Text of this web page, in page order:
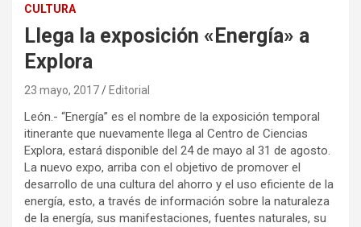
CULTURA
Llega la exposición «Energía» a
Explora
23 mayo, 2017 Editorial
León.- “Energía” es el nombre de la exposición temporal
itinerante que nuevamente llega al Centro de Ciencias
Explora, estará disponible del 24 de mayo al 31 de agosto.
La nuevo expo, arriba con el objetivo de promover el
desarrollo de una cultura del ahorro y el uso eficiente de la
energía, esto, a través de información sobre la naturaleza
de la energía, sus manifestaciones, fuentes naturales, su